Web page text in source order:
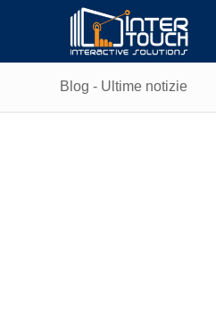
Blog - Ultime notizie